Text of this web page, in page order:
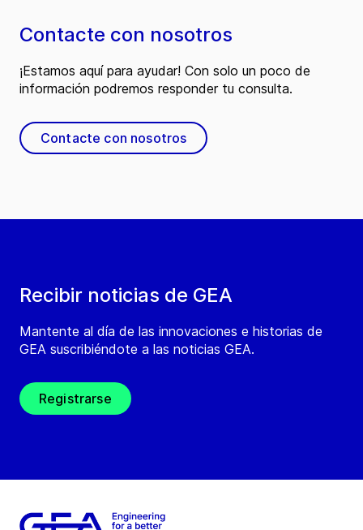
Recibir noticias de GEA
Mantente al día de las innovaciones e historias de
GEA suscribiéndote a las noticias GEA.
Registrarse
Contacte con nosotros
¡Estamos aquí para ayudar! Con solo un poco de
información podremos responder tu consulta.
Contacte con nosotros